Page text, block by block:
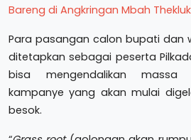
Bareng di Angkringan Mbah Thekluk
Para pasangan calon bupati dan
ditetapkan sebagai peserta
bisa mengendalikan massa
kampanye yang akan mulai
besok.